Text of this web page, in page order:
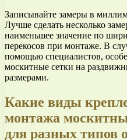
Записывайте замеры в
Лучше сделать несколько
наименьшее значение по
перекосов при монтаже. В
помощью специалистов,
москитные сетки на
размерами.
Какие виды
монтажа
для разных типов